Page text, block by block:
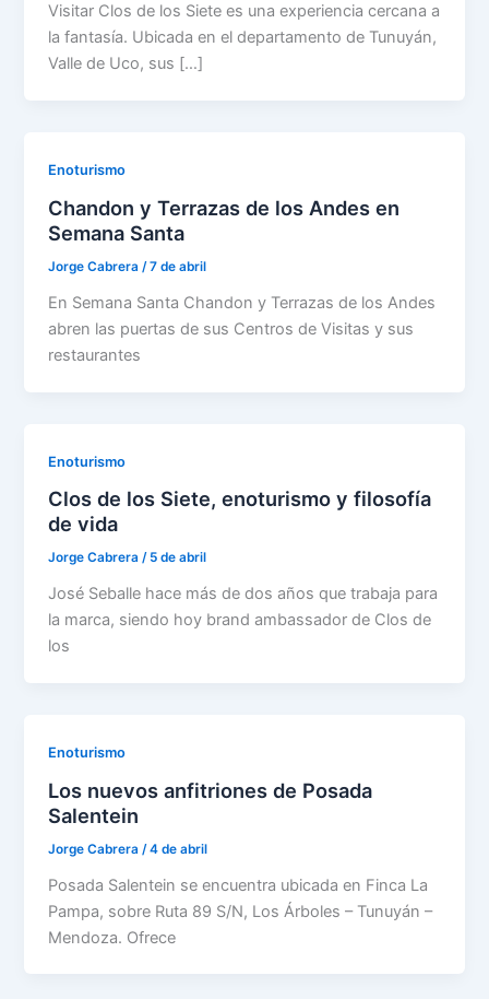
Visitar Clos de los Siete es una experiencia cercana a
la fantasía. Ubicada en el departamento de Tunuyán,
Valle de Uco, sus […]
Enoturismo
Chandon y Terrazas de los Andes en
Semana Santa
Jorge Cabrera/7 de abril
En Semana Santa Chandon y Terrazas de los Andes
abren las puertas de sus Centros de Visitas y sus
restaurantes
Enoturismo
Clos de los Siete, enoturismo y filosofía
de vida
Jorge Cabrera/ 5 de abril
José Seballe hace más de dos años que trabaja para
la marca, siendo hoy brand ambassador de Clos de
los
Enoturismo
Los nuevos anfitriones de Posada
Salentein
Jorge Cabrera /4 de abril
Posada Salentein se encuentra ubicada en Finca La
Pampa, sobre Ruta 89 S/N, Los Árboles – Tunuyán –
Mendoza. Ofrece